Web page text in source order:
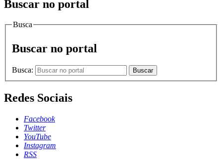
Buscar no portal
Busca
Buscar no portal
Busca: Buscar
Redes Sociais
Facebook
Twitter
YouTube
Instagram
RSS